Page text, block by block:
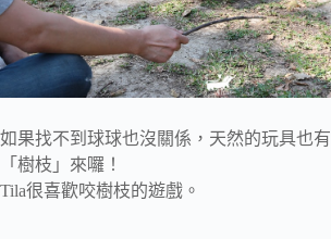
如果找不到球球也沒關係，天然的玩具也有
「樹枝」來囉！
Tila很喜歡咬樹枝的遊戲。